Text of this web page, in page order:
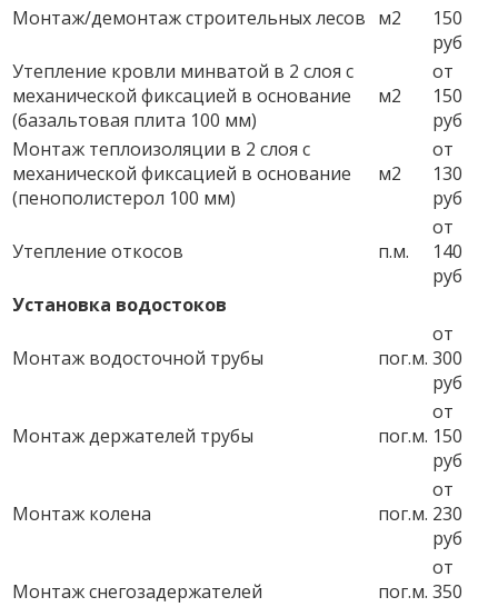
Монтаж/демонтаж строительных лесов м2
150
руб
Утепление кровли минватой в 2 слоя с
механической фиксацией в основание
(базальтовая плита 100 мм)
м2
от
150
руб
Монтаж теплоизоляции в 2 слоя с
механической фиксацией в основание
(пенополистерол 100 мм)
м2
от
130
руб
Утепление откосов п.м.
от
140
руб
Установка водостоков
Монтаж водосточной трубы пог.м.
от
300
руб
Монтаж держателей трубы пог.м.
от
150
руб
Монтаж колена пог.м.
от
230
руб
Монтаж снегозадержателей пог.м.
от
350